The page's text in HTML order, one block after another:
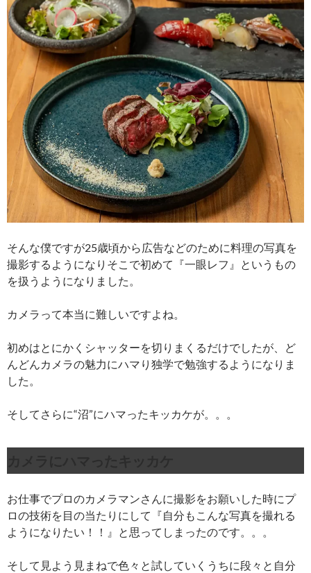
そんな僕ですが25歳頃から広告などのために料理の写真を
撮影するようになりそこで初めて『一眼レフ』というもの
を扱うようになりました。
カメラって本当に難しいですよね。
初めはとにかくシャッターを切りまくるだけでしたが、ど
んどんカメラの魅力にハマり独学で勉強するようになりま
した。
そしてさらに“沼”にハマったキッカケが。。。
お仕事でプロのカメラマンさんに撮影をお願いした時にプ
ロの技術を目の当たりにして『自分もこんな写真を撮れる
ようになりたい！！』と思ってしまったのです。。。
そして見よう見まねで色々と試していくうちに段々と自分